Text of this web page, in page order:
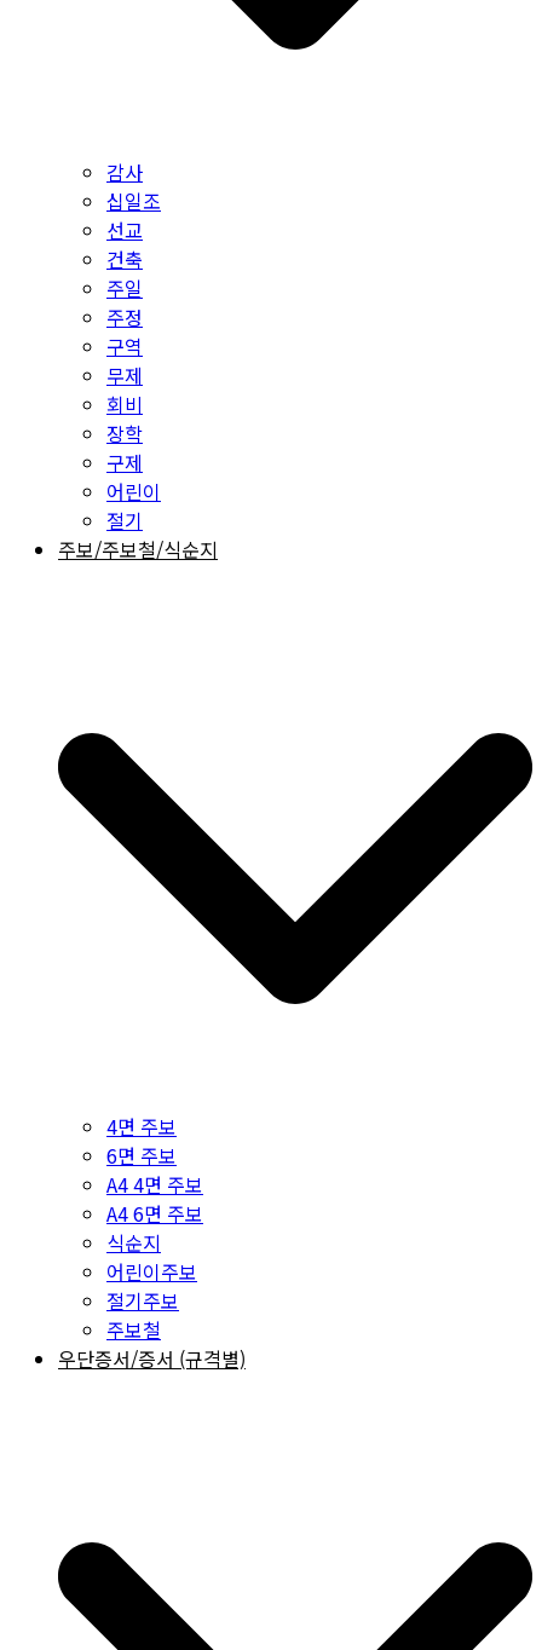
감사
십일조
선교
건축
주일
주정
구역
무제
회비
장학
구제
어린이
절기
주보/주보철/식순지
4면 주보
6면 주보
A4 4면 주보
A4 6면 주보
식순지
어린이주보
절기주보
주보철
우단증서/증서 (규격별)